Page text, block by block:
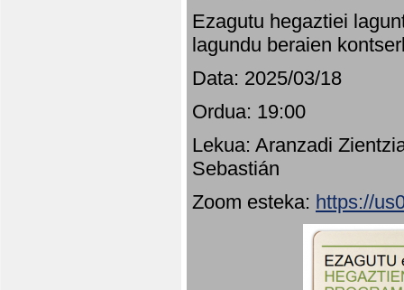
Ezagutu hegaztiei
lagundu beraien
Data: 2025/03/18
Ordua: 19:00
Lekua: Aranzadi
Sebastián
Zoom esteka: https://